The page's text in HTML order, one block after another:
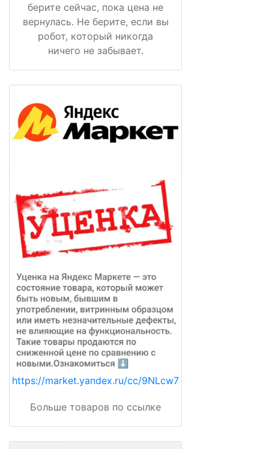
берите сейчас, пока цена не
вернулась. Не берите, если вы
робот, который никогда
ничего не забывает.
https://market.yandex.ru/cc/9NLcw7
Больше товаров по ссылке